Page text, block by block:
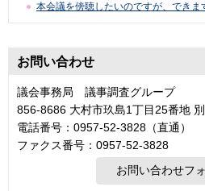
本会議を傍聴したいのですが、できま
お問い合わせ
議会事務局 議事調査グループ
856-8686 大村市玖島1丁目25番地
電話番号：0957-52-3828（直通）
ファクス番号：0957-52-3828